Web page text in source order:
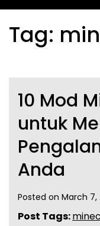
Tag:
10 Mod
untuk
Anda
Posted on March 7,
Post Tags: